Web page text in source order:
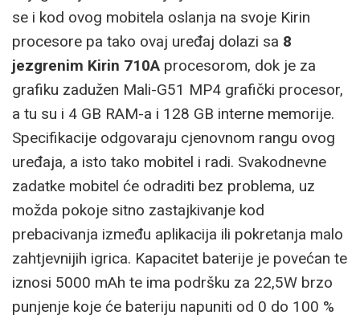
se i kod ovog mobitela oslanja na svoje Kirin
procesore pa tako ovaj uređaj dolazi sa 8
jezgrenim Kirin 710A procesorom, dok je za
grafiku zadužen Mali-G51 MP4 grafički procesor,
a tu su i 4 GB RAM-a i 128 GB interne memorije.
Specifikacije odgovaraju cjenovnom rangu ovog
uređaja, a isto tako mobitel i radi. Svakodnevne
zadatke mobitel će odraditi bez problema, uz
možda pokoje sitno zastajkivanje kod
prebacivanja između aplikacija ili pokretanja malo
zahtjevnijih igrica. Kapacitet baterije je povećan te
iznosi 5000 mAh te ima podršku za 22,5W brzo
punjenje koje će bateriju napuniti od 0 do 100 %